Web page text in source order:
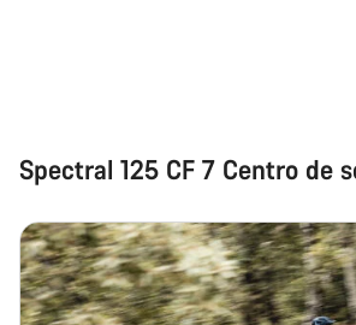
Spectral 125 CF 7 Centro de